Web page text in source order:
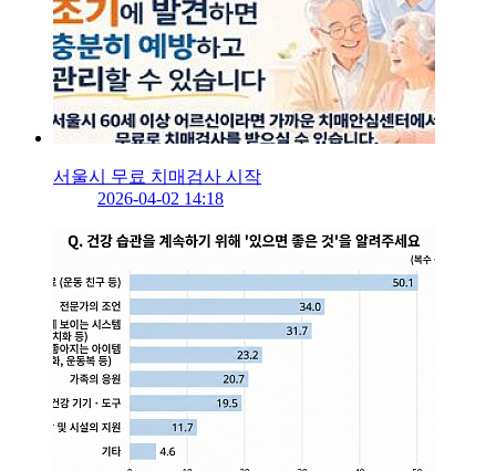
서울시 무료 치매검사 시작
2026-04-02 14:18